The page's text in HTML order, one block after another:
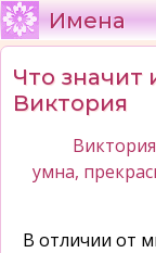
Имена
Что значит
Виктория
умна,
В отличии от